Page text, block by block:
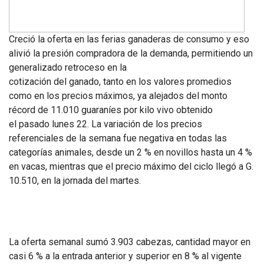
Creció la oferta en las ferias ganaderas de consumo y eso
alivió la presión compradora de la demanda, permitiendo un
generalizado retroceso en la
cotización del ganado, tanto en los valores promedios
como en los precios máximos, ya alejados del monto
récord de 11.010 guaraníes por kilo vivo obtenido
el pasado lunes 22. La variación de los precios
referenciales de la semana fue negativa en todas las
categorías animales, desde un 2 % en novillos hasta un 4 %
en vacas, mientras que el precio máximo del ciclo llegó a G.
10.510, en la jornada del martes.
La oferta semanal sumó 3.903 cabezas, cantidad mayor en
casi 6 % a la entrada anterior y superior en 8 % al vigente